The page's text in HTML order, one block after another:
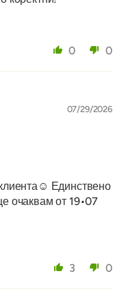
0 0
07/29/2026
Единствено
очаквам от 19•07
3 0